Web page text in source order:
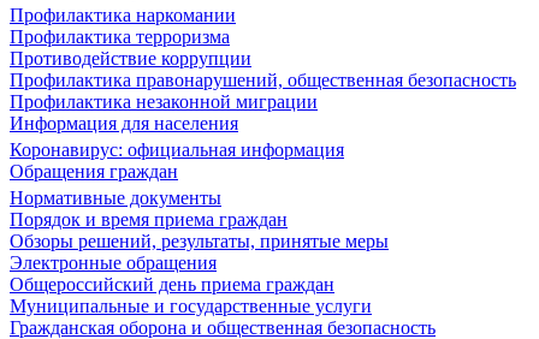
Профилактика наркомании
Профилактика терроризма
Противодействие коррупции
Профилактика правонарушений, общественная безопасность
Профилактика незаконной миграции
Информация для населения
Коронавирус: официальная информация
Обращения граждан
Нормативные документы
Порядок и время приема граждан
Обзоры решений, результаты, принятые меры
Электронные обращения
Общероссийский день приема граждан
Муниципальные и государственные услуги
Гражданская оборона и общественная безопасность